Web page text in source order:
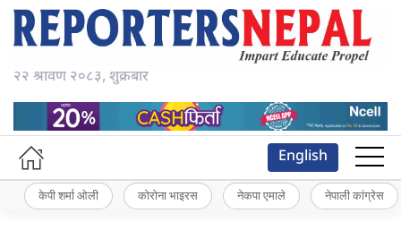
२२ श्रावण २०८३, शुक्रबार
English
केपी शर्मा ओली कोरोना भाइरस नेकपा एमाले नेपाली कांग्रेस